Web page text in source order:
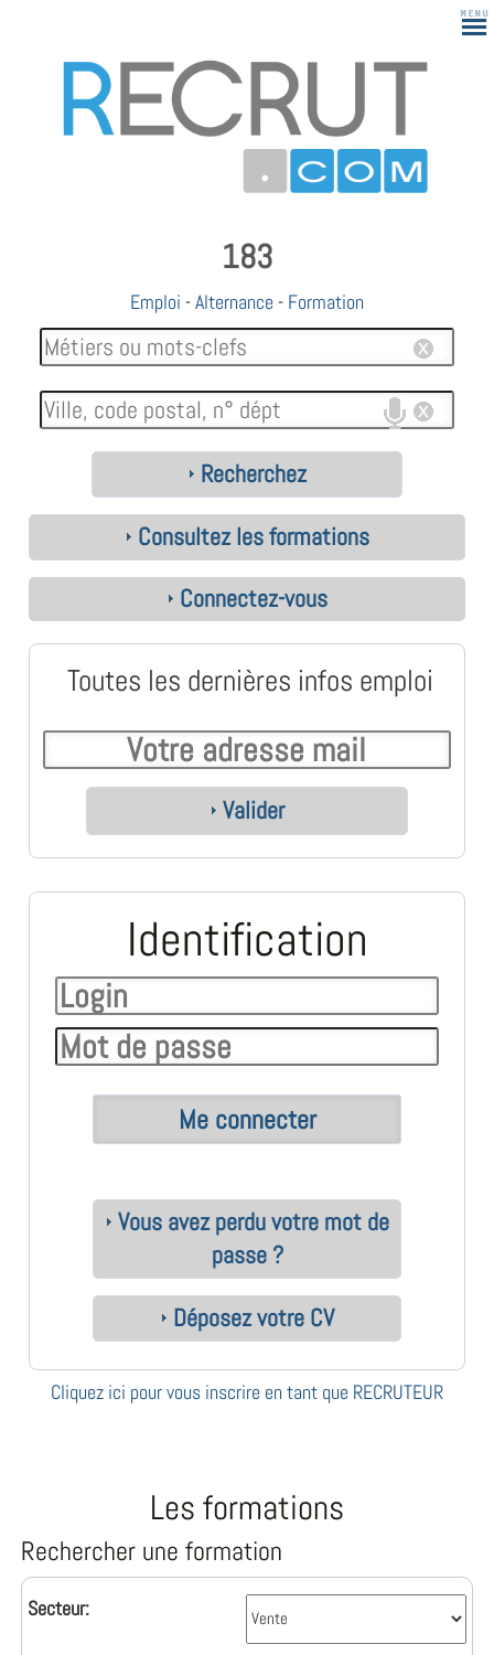
183
Emploi -Alternance - Formation
Recherchez
Consultez les formations
Connectez-vous
Toutes les dernières infos emploi
Valider
Identification
Vous avez perdu votre mot de
passe ?
Déposez votre CV
Cliquez ici pour vous inscrire en tant que RECRUTEUR
Les formations
Rechercher une formation
Secteur: